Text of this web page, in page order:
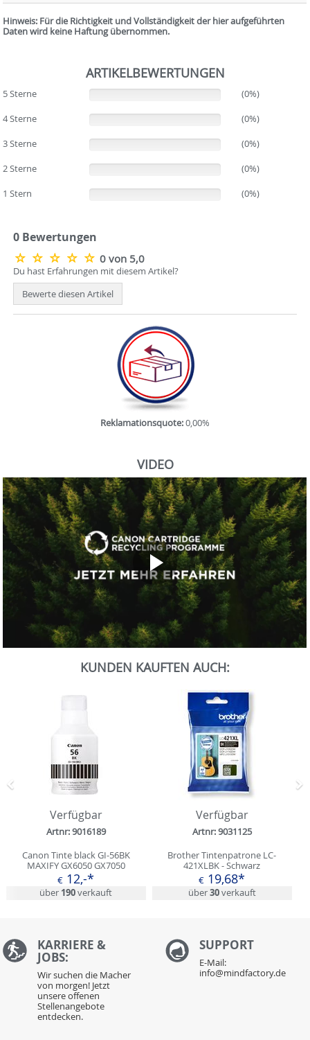
Hinweis: Für die Richtigkeit und Vollständigkeit der hier aufgeführten
Daten wird keine Haftung übernommen.
ARTIKELBEWERTUNGEN
5 Sterne
(0%)
4 Sterne
(0%)
3 Sterne
(0%)
2 Sterne
(0%)
1 Stern
(0%)
0 Bewertungen
0 von 5,0
Du hast Erfahrungen mit diesem Artikel?
Bewerte diesen Artikel
Reklamationsquote:0,00%
VIDEO
KUNDEN KAUFTEN AUCH:
Verfügbar
Artnr: 9016189
Canon Tinte black GI-56BK
MAXIFY GX6050 GX7050
€ 12,-*
über 190verkauft
Verfügbar
Artnr: 9031125
Brother Tintenpatrone LC-
421XLBK - Schwarz
€ 19,68*
über30verkauft
Zurück
KARRIERE &
JOBS:
Wir suchen die Macher
von morgen! Jetzt
unsere offenen
Stellenangebote
entdecken.
SUPPORT
E-Mail:
info@mindfactory.de